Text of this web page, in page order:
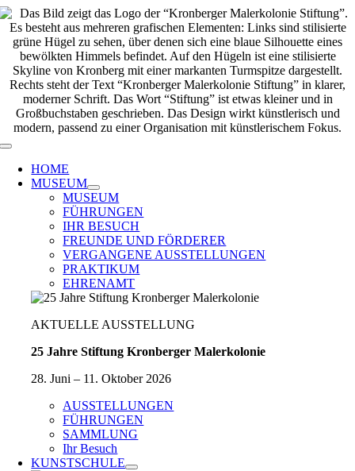
Zum
Inhalt
springen
Toggle
Navigation
HOME
MUSEUM
MUSEUM
FÜHRUNGEN
IHR BESUCH
FREUNDE UND FÖRDERER
VERGANGENE AUSSTELLUNGEN
PRAKTIKUM
EHRENAMT
AKTUELLE AUSSTELLUNG
25 Jahre Stiftung Kronberger Malerkolonie
28. Juni – 11. Oktober 2026
AUSSTELLUNGEN
FÜHRUNGEN
SAMMLUNG
Ihr Besuch
KUNSTSCHULE